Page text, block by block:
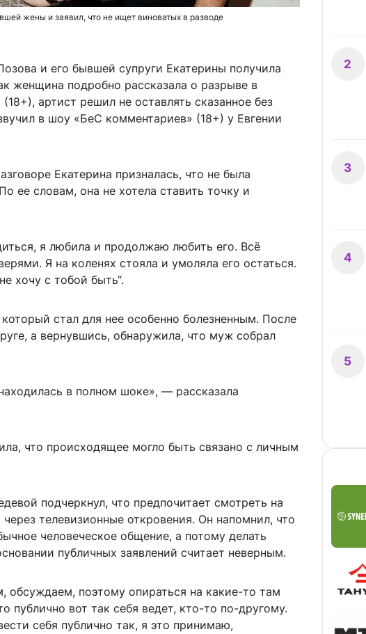
жены и заявил, что не ищет виноватых в разводе
и его бывшей супруги Екатерины получила
женщина подробно рассказала о разрыве в
артист решил не оставлять сказанное без
в шоу «БеС комментариев» (18+) у Евгении
Екатерина призналась, что не была
ее словам, она не хотела ставить точку и
я любила и продолжаю любить его. Всё
Я на коленях стояла и умоляла его остаться.
хочу с тобой быть“.
стал для нее особенно болезненным. После
а вернувшись, обнаружила, что муж собрал
в полном шоке», — рассказала
что происходящее могло быть связано с личным
подчеркнул, что предпочитает смотреть на
телевизионные откровения. Он напомнил, что
человеческое общение, а потому делать
публичных заявлений считает неверным.
обсуждаем, поэтому опираться на какие-то там
вот так себя ведет, кто-то по-другому.
себя публично так, я это принимаю,
2
3
4
5